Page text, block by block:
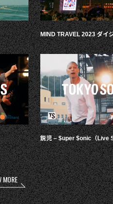
MIND TRAVEL 2023 ダイ
鋭児 – $uper $onic（Live
MORE